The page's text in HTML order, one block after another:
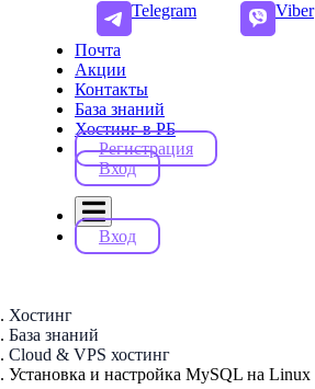
Telegram Viber
Почта
Акции
Контакты
База знаний
Хостинг в РБ
Регистрация
Вход
Вход
Хостинг
База знаний
Cloud & VPS хостинг
Установка и настройка MySQL на Linux